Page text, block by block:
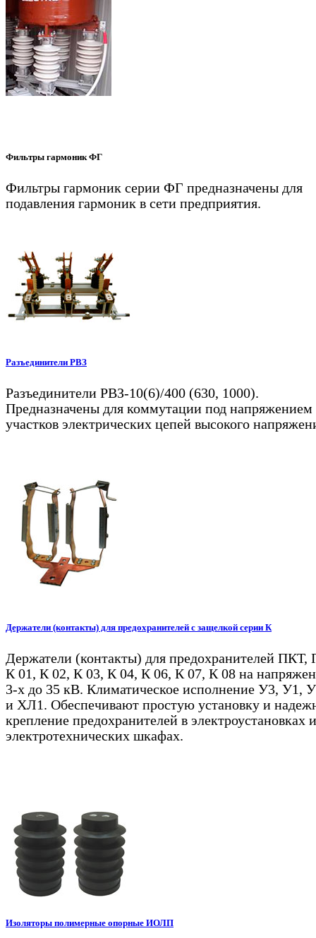
Фильтры гармоник ФГ
Фильтры гармоник серии ФГ предназначены для
подавления гармоник в сети предприятия.
Разъединители РВЗ
Разъединители РВЗ-10(6)/400 (630, 1000).
Предназначены для коммутации под напряжением
участков электрических цепей высокого
Держатели (контакты) для предохранителей с защелкой серии К
Держатели (контакты) для предохранителей
К 01, К 02, К 03, К 04, К 06, К 07, К 08 на
3-х до 35 кВ. Климатическое исполнение У3, У1,
и ХЛ1. Обеспечивают простую установку и
крепление предохранителей в электроустановках и
электротехнических шкафах.
Изоляторы полимерные опорные ИОЛП